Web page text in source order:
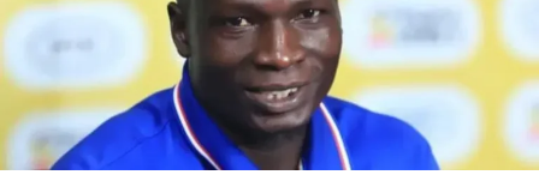
RELATED TOPICS: BASKETBOLL SHTYHET KAMPIONATI
UP NEXT
Autobusi i “C.Zvezdës” arrin në “Air Albania Stadium”
nën masa të rrepta sigurie